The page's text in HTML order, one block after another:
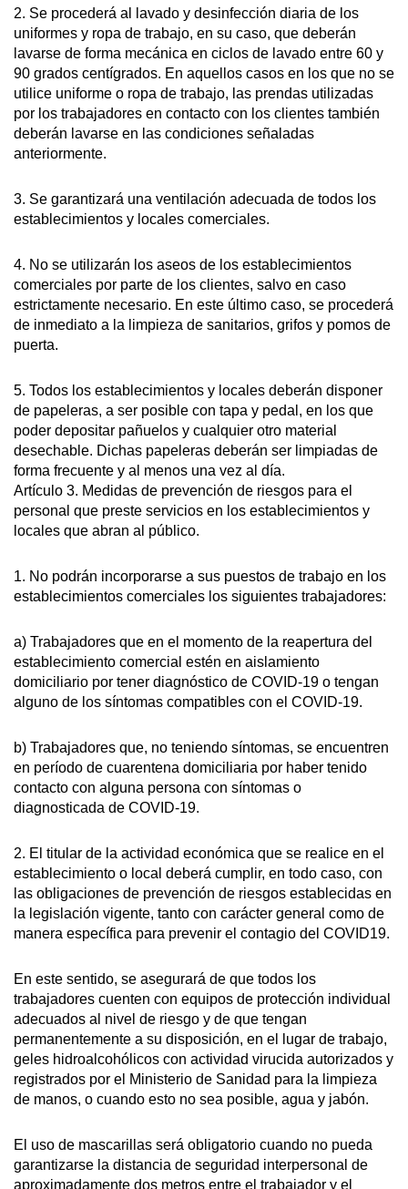
2. Se procederá al lavado y desinfección diaria de los
uniformes y ropa de trabajo, en su caso, que deberán
lavarse de forma mecánica en ciclos de lavado entre 60 y
90 grados centígrados. En aquellos casos en los que no se
utilice uniforme o ropa de trabajo, las prendas utilizadas
por los trabajadores en contacto con los clientes también
deberán lavarse en las condiciones señaladas
anteriormente.
3. Se garantizará una ventilación adecuada de todos los
establecimientos y locales comerciales.
4. No se utilizarán los aseos de los establecimientos
comerciales por parte de los clientes, salvo en caso
estrictamente necesario. En este último caso, se procederá
de inmediato a la limpieza de sanitarios, grifos y pomos de
puerta.
5. Todos los establecimientos y locales deberán disponer
de papeleras, a ser posible con tapa y pedal, en los que
poder depositar pañuelos y cualquier otro material
desechable. Dichas papeleras deberán ser limpiadas de
forma frecuente y al menos una vez al día.
Artículo 3. Medidas de prevención de riesgos para el
personal que preste servicios en los establecimientos y
locales que abran al público.
1. No podrán incorporarse a sus puestos de trabajo en los
establecimientos comerciales los siguientes trabajadores:
a) Trabajadores que en el momento de la reapertura del
establecimiento comercial estén en aislamiento
domiciliario por tener diagnóstico de COVID-19 o tengan
alguno de los síntomas compatibles con el COVID-19.
b) Trabajadores que, no teniendo síntomas, se encuentren
en período de cuarentena domiciliaria por haber tenido
contacto con alguna persona con síntomas o
diagnosticada de COVID-19.
2. El titular de la actividad económica que se realice en el
establecimiento o local deberá cumplir, en todo caso, con
las obligaciones de prevención de riesgos establecidas en
la legislación vigente, tanto con carácter general como de
manera específica para prevenir el contagio del COVID19.
En este sentido, se asegurará de que todos los
trabajadores cuenten con equipos de protección individual
adecuados al nivel de riesgo y de que tengan
permanentemente a su disposición, en el lugar de trabajo,
geles hidroalcohólicos con actividad virucida autorizados y
registrados por el Ministerio de Sanidad para la limpieza
de manos, o cuando esto no sea posible, agua y jabón.
El uso de mascarillas será obligatorio cuando no pueda
garantizarse la distancia de seguridad interpersonal de
aproximadamente dos metros entre el trabajador y el